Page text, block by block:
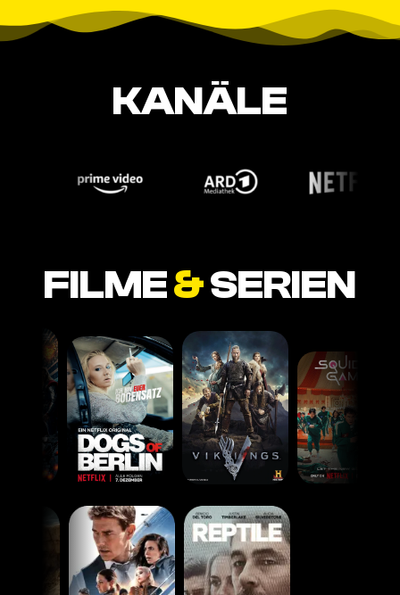
KANÄLE
FILME&SERIEN